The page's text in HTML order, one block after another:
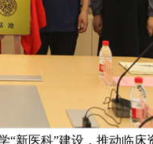
“新医科”建设，推动临